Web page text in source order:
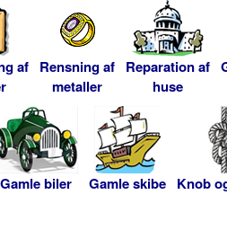
af Rensning af
metaller
Reparation af
huse
Gamle biler Gamle skibe Knob